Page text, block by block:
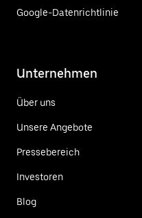
Google-Datenrichtlinie
Unternehmen
Über uns
Unsere Angebote
Pressebereich
Investoren
Blog